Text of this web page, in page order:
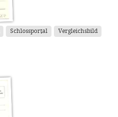
Schlossportal Vergleichsbild